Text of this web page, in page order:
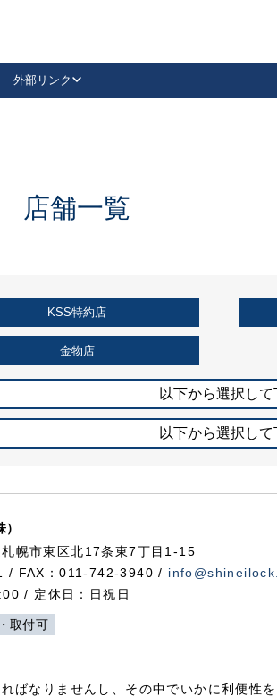
抗ウイルス・抗菌製品
外部リンク
LinkedIn店舗一覧
KSS特約店
金物店
以下から選択し
以下から選択し
幌市東区北17条東7丁目1-15
/ FAX：011-742-3940 /
/ 定休日：日祝日
取付可
ばなりませんし、その中でいかに利便性